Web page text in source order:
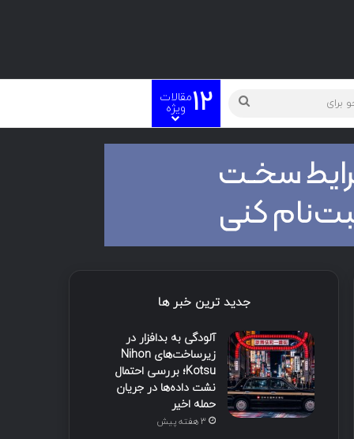
جستجو
برای
12مقالات
ویژه
جدید ترین خبر ها
آلودگی به بدافزار در
زیرساخت‌های Nihon
Kotsu؛ بررسی احتمال
نشت داده‌ها در جریان
حمله اخیر
3 هفته پیش